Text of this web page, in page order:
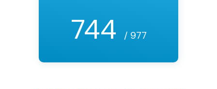
744 / 977